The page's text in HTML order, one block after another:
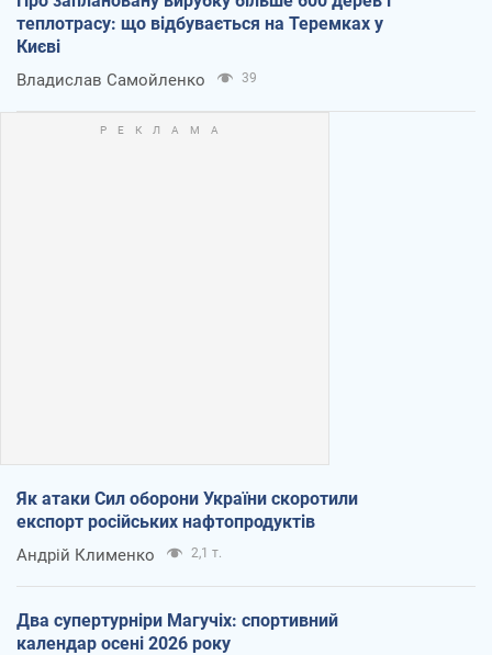
теплотрасу: що відбувається на Теремках у
Києві
Владислав Самойленко 39
Як атаки Сил оборони України скоротили
експорт російських нафтопродуктів
Андрій Клименко 2,1 т.
Два супертурніри Магучіх: спортивний
календар осені 2026 року